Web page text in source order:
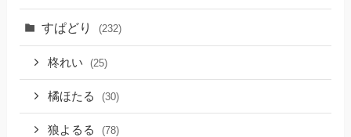
すぱどり (232)
柊れい (25)
橘ほたる (30)
狼よるる (78)